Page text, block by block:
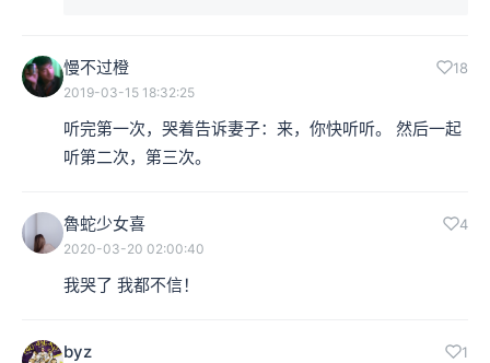
慢不过橙 18
2019-03-15 18:32:25
听完第一次，哭着告诉妻子：来，你快听听。 然后一起
听第二次，第三次。
魯蛇少女喜 4
2020-03-20 02:00:40
我哭了 我都不信！
byz 1